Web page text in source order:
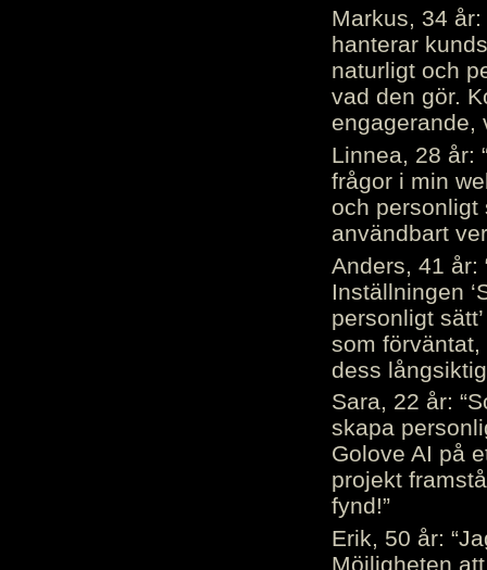
Markus, 34
hanterar
naturligt och
vad den gör.
engagerande,
Linnea, 28 år:
frågor i min
och personligt
användbart
Anders, 41 år:
Inställningen
personligt
som
dess
Sara, 22 år:
skapa
Golove AI på
projekt
fynd!”
Erik, 50 år:
Möjligheten